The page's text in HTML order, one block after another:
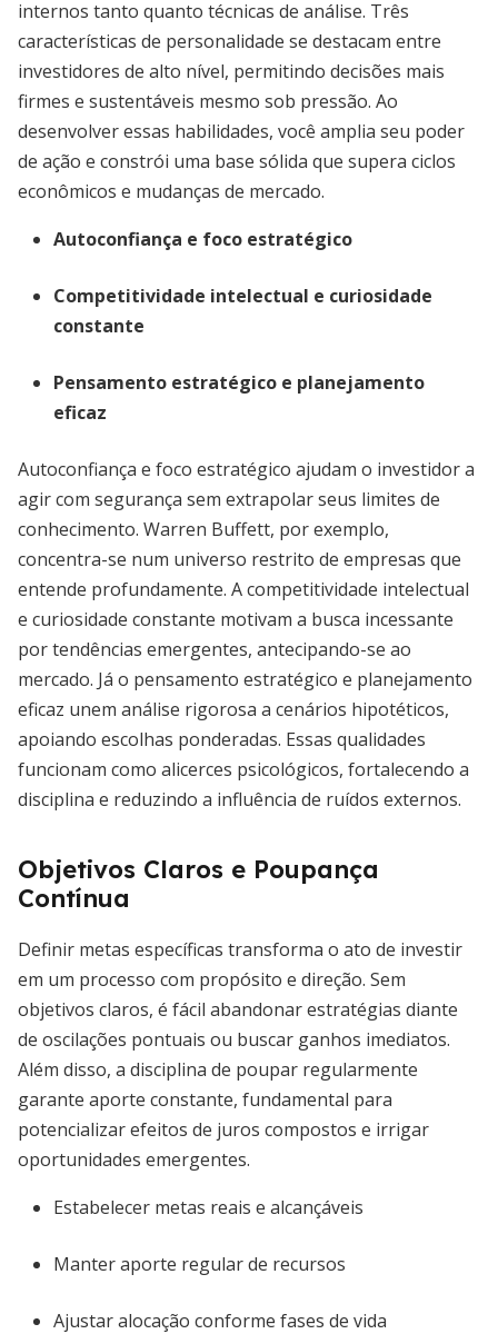
internos tanto quanto técnicas de análise. Três
características de personalidade se destacam entre
investidores de alto nível, permitindo decisões mais
firmes e sustentáveis mesmo sob pressão. Ao
desenvolver essas habilidades, você amplia seu poder
de ação e constrói uma base sólida que supera ciclos
econômicos e mudanças de mercado.
Autoconfiança e foco estratégico
Competitividade intelectual e curiosidade
constante
Pensamento estratégico e planejamento
eficaz
Autoconfiança e foco estratégico ajudam o investidor a
agir com segurança sem extrapolar seus limites de
conhecimento. Warren Buffett, por exemplo,
concentra-se num universo restrito de empresas que
entende profundamente. A competitividade intelectual
e curiosidade constante motivam a busca incessante
por tendências emergentes, antecipando-se ao
mercado. Já o pensamento estratégico e planejamento
eficaz unem análise rigorosa a cenários hipotéticos,
apoiando escolhas ponderadas. Essas qualidades
funcionam como alicerces psicológicos, fortalecendo a
disciplina e reduzindo a influência de ruídos externos.
Objetivos Claros e Poupança
Contínua
Definir metas específicas transforma o ato de investir
em um processo com propósito e direção. Sem
objetivos claros, é fácil abandonar estratégias diante
de oscilações pontuais ou buscar ganhos imediatos.
Além disso, a disciplina de poupar regularmente
garante aporte constante, fundamental para
potencializar efeitos de juros compostos e irrigar
oportunidades emergentes.
Estabelecer metas reais e alcançáveis
Manter aporte regular de recursos
Ajustar alocação conforme fases de vida